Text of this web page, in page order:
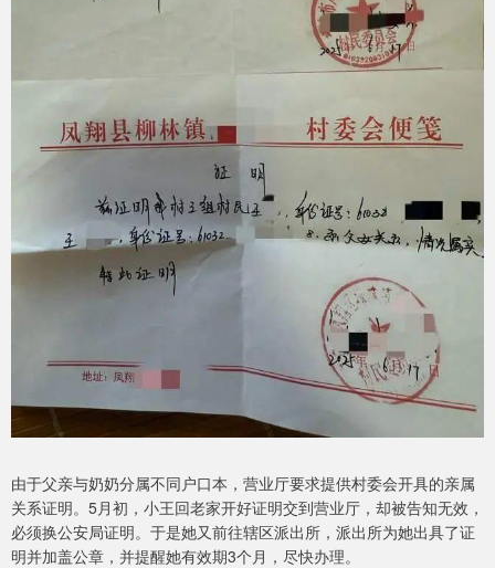
由于父亲与奶奶分属不同户口本，营业厅要求提供村委会开具的亲属
关系证明。5月初，小王回老家开好证明交到营业厅，却被告知无效，
必须换公安局证明。于是她又前往辖区派出所，派出所为她出具了证
明并加盖公章，并提醒她有效期3个月，尽快办理。